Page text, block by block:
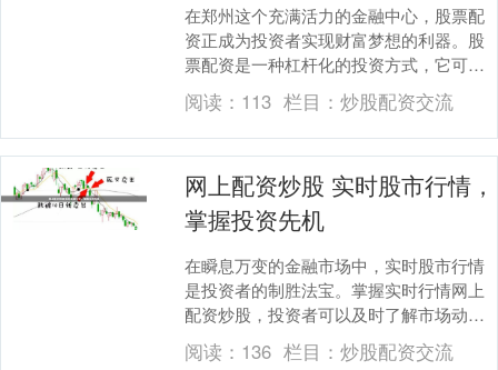
在郑州这个充满活力的金融中心，股票配
资正成为投资者实现财富梦想的利器。股
票配资是一种杠杆化的投资方式，它可以
放大投资者的资金，从而获得更高的收
益。 选择合适的苏....
阅读： 113 栏目： 炒股配资交流
网上配资炒股 实时股市行情，
掌握投资先机
在瞬息万变的金融市场中，实时股市行情
是投资者的制胜法宝。掌握实时行情网上
配资炒股，投资者可以及时了解市场动
态，做出明智的投资决策。 与传统期货投
资相比，配资代理....
阅读： 136 栏目： 炒股配资交流